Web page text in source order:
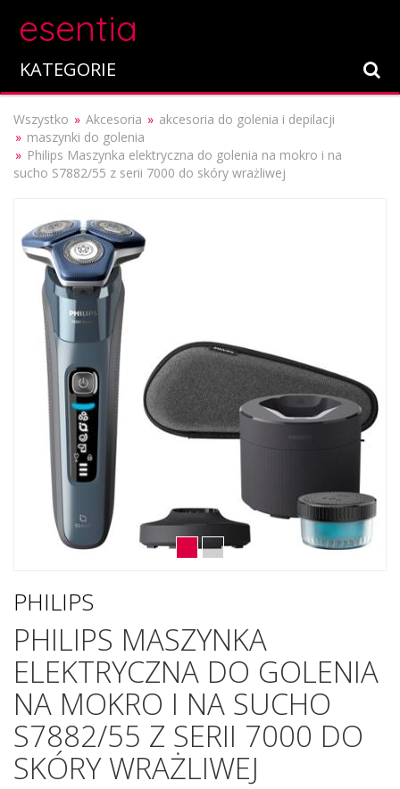
esentia
KATEGORIE
Wszystko Akcesoria
akcesoria do golenia i depilacji
maszynki do golenia
Philips Maszynka elektryczna do golenia na mokro i na
sucho S7882/55 z serii 7000 do skóry wrażliwej
PHILIPS
PHILIPS MASZYNKA
ELEKTRYCZNA DO GOLENIA
NA MOKRO I NA SUCHO
S7882/55 Z SERII 7000 DO
SKÓRY WRAŻLIWEJ